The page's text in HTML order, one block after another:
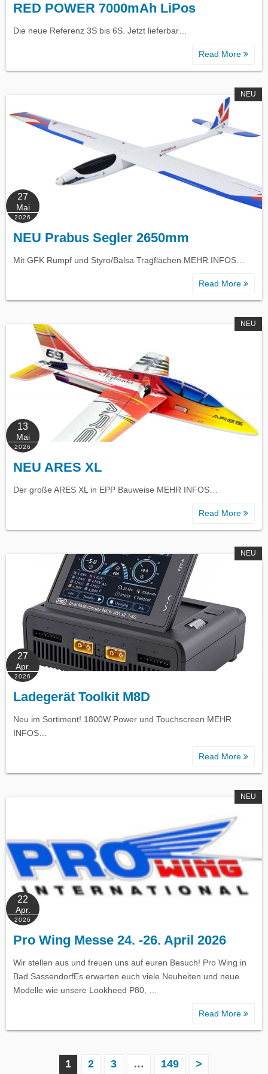
RED POWER 7000mAh LiPos
Die neue Referenz 3S bis 6S. Jetzt lieferbar…
Read More
NEU
27
Mai
2026
NEU Prabus Segler 2650mm
Mit GFK Rumpf und Styro/Balsa Tragflächen MEHR INFOS…
Read More
NEU
13
Mai
2026
NEU ARES XL
Der große ARES XL in EPP Bauweise MEHR INFOS…
Read More
NEU
27
Apr.
2026
Ladegerät Toolkit M8D
Neu im Sortiment! 1800W Power und Touchscreen MEHR
INFOS…
Read More
NEU
22
Apr.
2026
Pro Wing Messe 24. -26. April 2026
Wir stellen aus und freuen uns auf euren Besuch! Pro Wing in
Bad SassendorfEs erwarten euch viele Neuheiten und neue
Modelle wie unsere Lookheed P80, …
Read More
1 2 3 … 149 >